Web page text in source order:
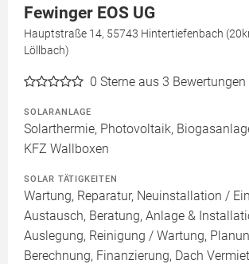
Fewinger EOS UG
Hauptstraße 14, 55743 Hintertiefenbach
Löllbach)
0 Sterne aus 3 Bewertungen
SOLARANLAGE
Solarthermie, Photovoltaik,
KFZ Wallboxen
SOLAR TÄTIGKEITEN
Wartung, Reparatur, Neuinstallation /
Austausch, Beratung, Anlage &
Auslegung, Reinigung / Wartung,
Berechnung, Finanzierung, Dach